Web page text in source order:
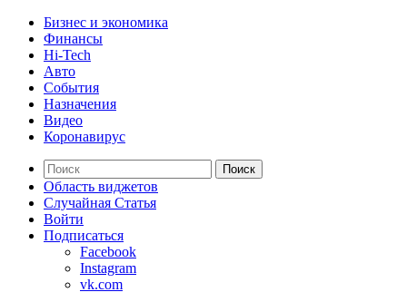
Бизнес и экономика
Финансы
Hi-Tech
Авто
События
Назначения
Видео
Коронавирус
Поиск
Область виджетов
Случайная Статья
Войти
Подписаться
Facebook
Instagram
vk.com